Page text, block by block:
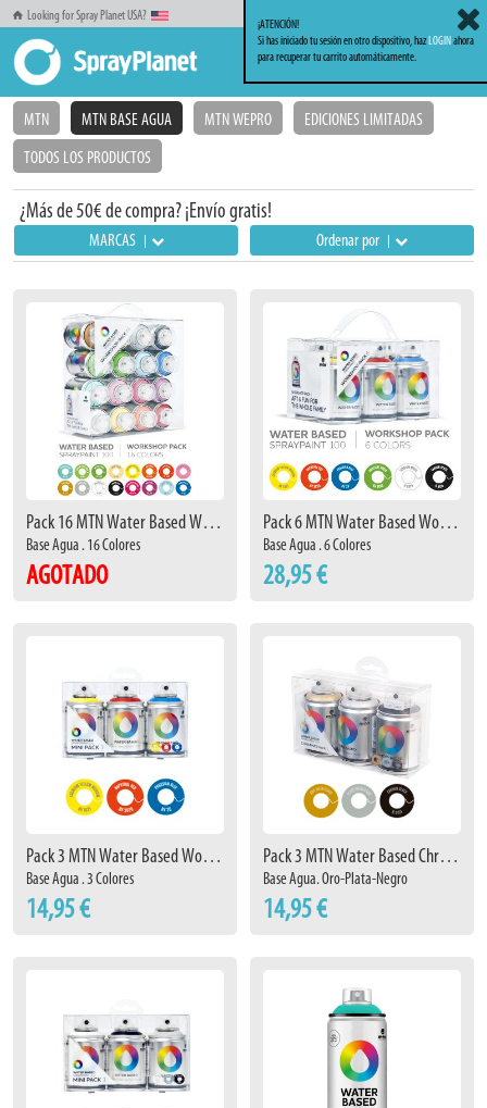
Looking for Spray Planet USA?
Inicio
MTN MTN BASE AGUA MTN WEPRO
EDICIONES LIMITADAS
TODOS LOS PRODUCTOS
¿Más de 50€ de compra? ¡Envío gratis!
Ordenar por
MARCAS
Pack 16 MTN Water Based Workshop
Base Agua . 16 Colores
AGOTADO
Pack 6 MTN Water Based Workshop
Base Agua . 6 Colores
28,95 €
Pack 3 MTN Water Based Workshop
Base Agua . 3 Colores
14,95 €
Pack 3 MTN Water Based Christmas
Base Agua. Oro-Plata-Negro
14,95 €
¡ATENCIÓN!
Si has iniciado tu sesión en otro dispositivo, hazLOGINahora
para recuperar tu carrito automáticamente.